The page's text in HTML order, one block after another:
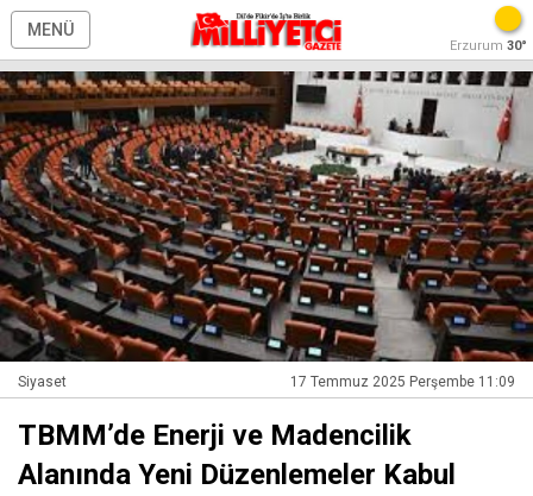
MENÜ
Erzurum 30°
Siyaset 17 Temmuz 2025 Perşembe 11:09
TBMM’de Enerji ve Madencilik
Alanında Yeni Düzenlemeler Kabul